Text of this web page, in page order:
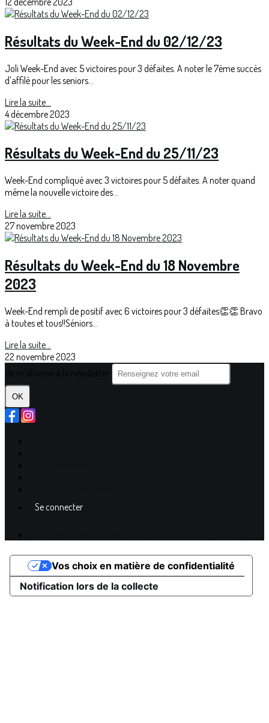
Résultats du Week-End du 02/12/23
Joli Week-End avec 5 victoires pour 3 défaites. A noter le 7ème succès
d'affilé pour les seniors...
Lire la suite...
4 décembre 2023
Résultats du Week-End du 25/11/23
Week-End compliqué avec 3 victoires pour 5 défaites. A noter quand
même la nouvelle victoire des...
Lire la suite...
27 novembre 2023
Résultats du Week-End du 18 Novembre
2023
Week-End rempli de positif avec 6 victoires pour 3 défaites👏👏 Bravo
à toutes et tous!!Séniors...
Lire la suite...
22 novembre 2023
OK
Se connecter
Notification lors de la collecte
Vos choix en matière de confidentialité